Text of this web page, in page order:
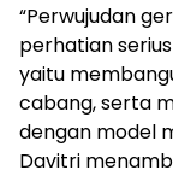
“Perwujudan
perhatian
yaitu
cabang, serta
dengan model
Davitri